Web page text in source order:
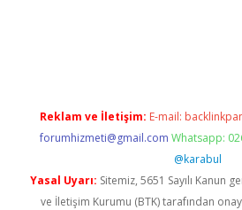
Reklam ve İletişim: E-mail:
forumhizmeti@gmail.com Whatsapp:
@karabul
Yasal Uyarı: Sitemiz, 5651 Sayılı Kanun
ve İletişim Kurumu (BTK) tarafından